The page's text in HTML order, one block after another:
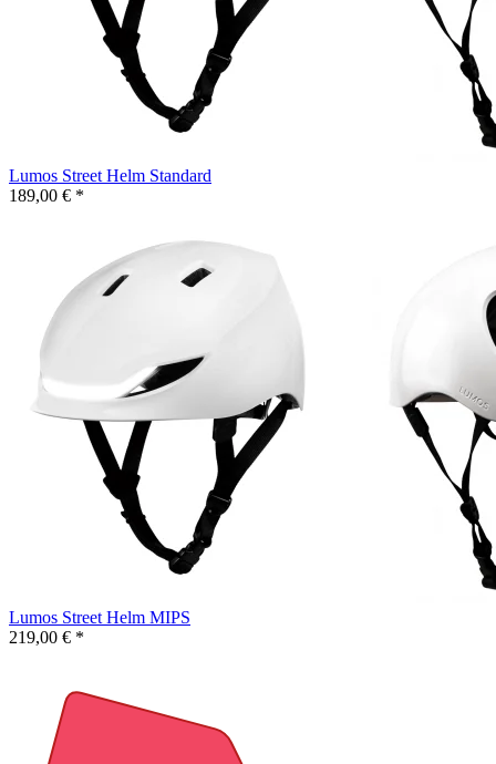
Lumos Street Helm Standard
189,00 € *
Lumos Street Helm MIPS
219,00 € *